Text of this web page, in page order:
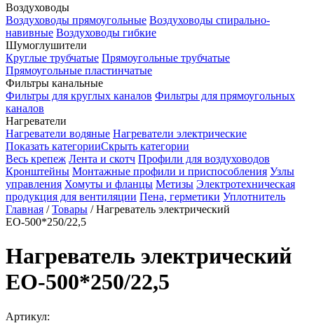
Воздуховоды
Воздуховоды прямоугольные Воздуховоды спирально-
навивные Воздуховоды гибкие
Шумоглушители
Круглые трубчатые Прямоугольные трубчатые
Прямоугольные пластинчатые
Фильтры канальные
Фильтры для круглых каналов Фильтры для прямоугольных
каналов
Нагреватели
Нагреватели водяные Нагреватели электрические
Показать категорииСкрыть категории
Весь крепеж Лента и скотч Профили для воздуховодов
Кронштейны Монтажные профили и приспособления Узлы
управления Хомуты и фланцы Метизы Электротехническая
продукция для вентиляции Пена, герметики Уплотнитель
Главная /Товары /Нагреватель электрический
ЕО-500*250/22,5
Нагреватель электрический
ЕО-500*250/22,5
Артикул: